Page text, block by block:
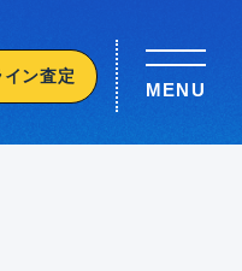
ン査定
MENU